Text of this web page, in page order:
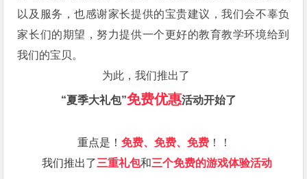
以及服务，也感谢家长提供的宝贵建议，我们会不辜负
家长们的期望，努力提供一个更好的教育教学环境给到
我们的宝贝。
为此，我们推出了
“夏季大礼包”免费优惠活动开始了
重点是！免费、免费、免费 ！！
我们推出了三重礼包和三个免费的游戏体验活动